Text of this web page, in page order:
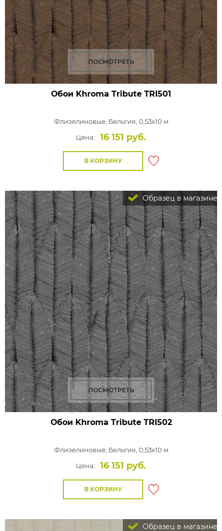
ПОСМОТРЕТЬ
Обои Khroma Tribute TRI501
Флизелиновые, Бельгия, 0,53x10 м
Цена:
16 151 руб.
В КОРЗИНУ
Образец в магазине
ПОСМОТРЕТЬ
Обои Khroma TributeTRI502
Флизелиновые, Бельгия, 0,53x10 м
Цена:
16 151 руб.
В КОРЗИНУ
Образец в магазине